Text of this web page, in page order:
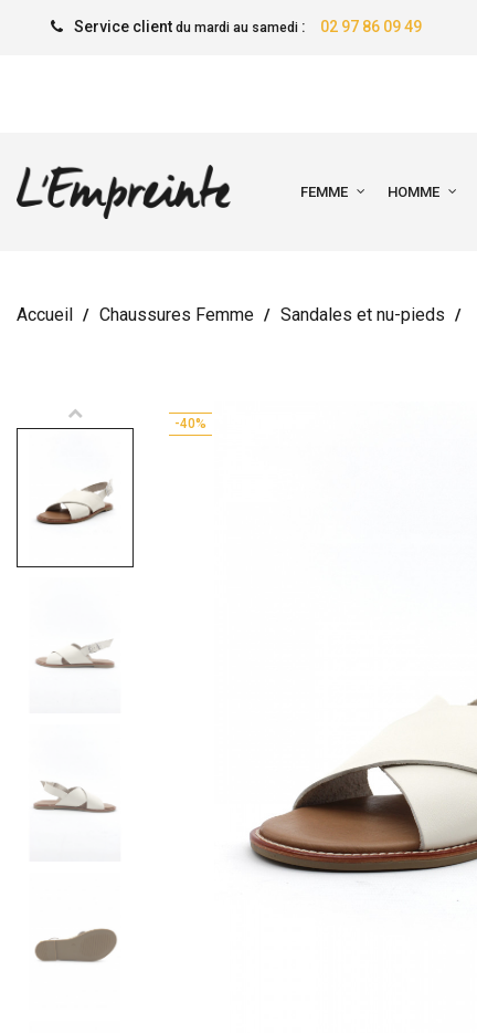
Service client du mardi au samedi: 02 97 86 09 49
FEMME HOMME
Accueil Chaussures Femme Sandales et nu-pieds
-40%